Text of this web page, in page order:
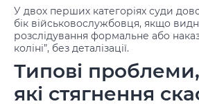
У двох перших категоріях суди
бік військовослужбовця, якщо
розслідування формальне або
коліні”, без деталізації.
Типові
які стягнення